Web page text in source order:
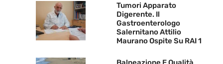
Tumori Apparato
Digerente. Il
Gastroenterologo
Salernitano Attilio
Maurano Ospite Su RAI 1